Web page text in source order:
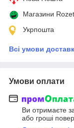
Магазини
Укрпошта
Всі умови
Умови оплати
Ви отримаєте
або гроші